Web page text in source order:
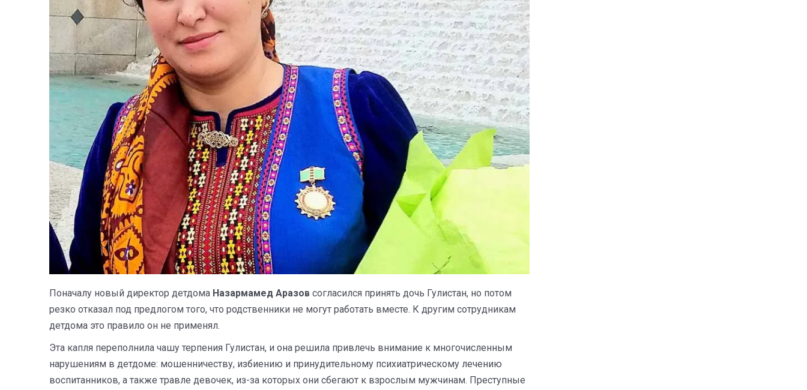
Поначалу новый директор детдома Назармамед Аразов согласился принять дочь Гулистан, но потом
резко отказал под предлогом того, что родственники не могут работать вместе. К другим сотрудникам
детдома это правило он не применял.
Эта капля переполнила чашу терпения Гулистан, и она решила привлечь внимание к многочисленным
нарушениям в детдоме: мошенничеству, избиению и принудительному психиатрическому лечению
воспитанников, а также травле девочек, из-за которых они сбегают к взрослым мужчинам. Преступные